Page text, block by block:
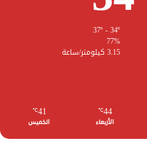
77%
3.15 كيلومتر/ساعة
44
℃
الأربعاء
41
℃
الخميس